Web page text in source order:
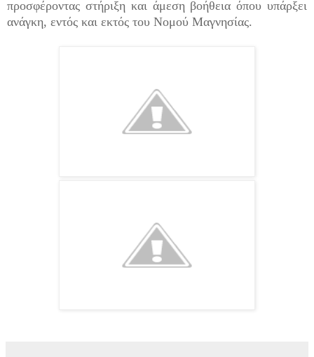
προσφέροντας στήριξη και άμεση βοήθεια όπου υπάρξει
ανάγκη, εντός και εκτός του Νομού Μαγνησίας.